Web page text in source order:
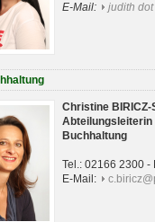
E-Mail:
judith
Christine BIRICZ-
Abteilungsleiterin
Buchhaltung
Tel.: 02166 2300 -
E-Mail: